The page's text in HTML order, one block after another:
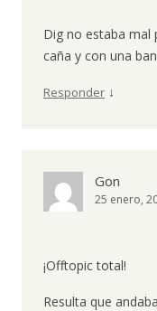
Dig no estaba mal
caña y con una
Responder ↓
Gon
25 enero,
¡Offtopic total!
Resulta que